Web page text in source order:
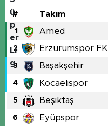
# Takım
1 Amed
2 Erzurumspor FK
3 Başakşehir
4 Kocaelispor
5 Beşiktaş
6 Eyüpspor